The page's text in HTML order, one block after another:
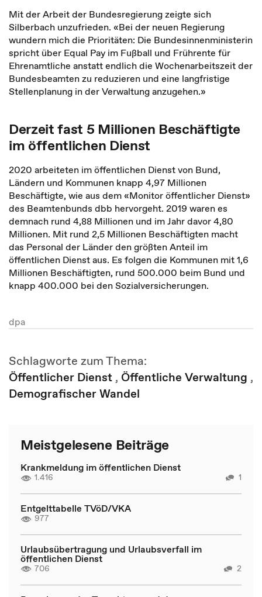
Mit der Arbeit der Bundesregierung zeigte sich
Silberbach unzufrieden. «Bei der neuen Regierung
wundern mich die Prioritäten: Die Bundesinnenministerin
spricht über Equal Pay im Fußball und Frührente für
Ehrenamtliche anstatt endlich die Wochenarbeitszeit der
Bundesbeamten zu reduzieren und eine langfristige
Stellenplanung in der Verwaltung anzugehen.»
Derzeit fast 5 Millionen Beschäftigte
im öffentlichen Dienst
2020 arbeiteten im öffentlichen Dienst von Bund,
Ländern und Kommunen knapp 4,97 Millionen
Beschäftigte, wie aus dem «Monitor öffentlicher Dienst»
des Beamtenbunds dbb hervorgeht. 2019 waren es
demnach rund 4,88 Millionen und im Jahr davor 4,80
Millionen. Mit rund 2,5 Millionen Beschäftigten macht
das Personal der Länder den größten Anteil im
öffentlichen Dienst aus. Es folgen die Kommunen mit 1,6
Millionen Beschäftigten, rund 500.000 beim Bund und
knapp 400.000 bei den Sozialversicherungen.
dpa
Schlagworte zum Thema:
Öffentlicher Dienst , Öffentliche Verwaltung ,
Demografischer Wandel
Meistgelesene Beiträge
Krankmeldung im öffentlichen Dienst
1.416 1
Entgelttabelle TVöD/VKA
977
Urlaubsübertragung und Urlaubsverfall im
öffentlichen Dienst
706 2